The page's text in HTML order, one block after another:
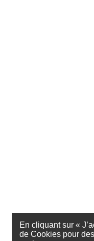
En cliquant sur «
de Cookies pour